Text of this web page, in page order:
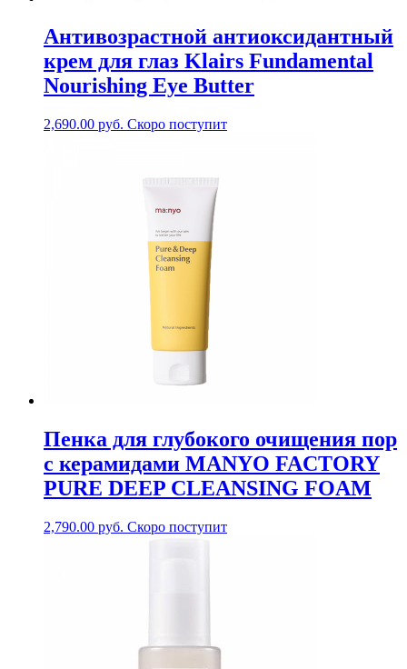
Антивозрастной антиоксидантный
крем для глаз Klairs Fundamental
Nourishing Eye Butter
2,690.00 руб. Скоро поступит
Пенка для глубокого очищения пор
с керамидами MANYO FACTORY
PURE DEEP CLEANSING FOAM
2,790.00 руб. Скоро поступит